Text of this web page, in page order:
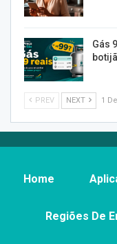
Gás
PREV NEXT 1
Home
Regiões De